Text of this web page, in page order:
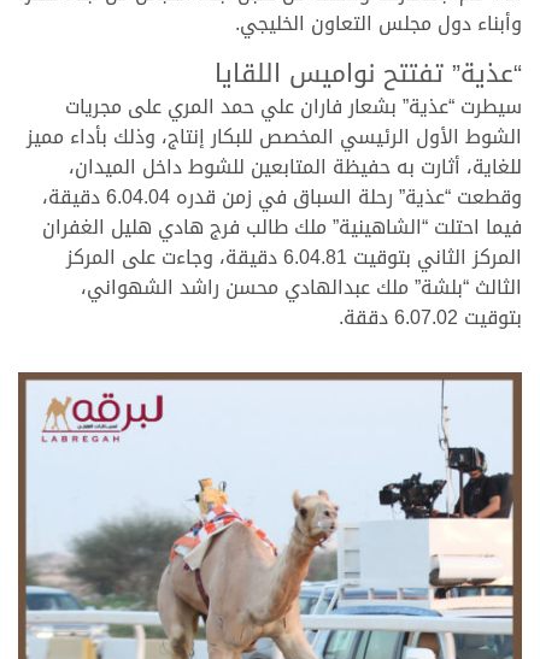
وأبناء دول مجلس التعاون الخليجي.
“عذية” تفتتح نواميس اللقايا
سيطرت “عذية” بشعار فاران علي حمد المري على مجريات
الشوط الأول الرئيسي المخصص للبكار إنتاج، وذلك بأداء مميز
للغاية، أثارت به حفيظة المتابعين للشوط داخل الميدان،
وقطعت “عذية” رحلة السباق في زمن قدره 6.04.04 دقيقة،
فيما احتلت “الشاهينية” ملك طالب فرج هادي هليل الغفران
المركز الثاني بتوقيت 6.04.81 دقيقة، وجاءت على المركز
الثالث “بلشة” ملك عبدالهادي محسن راشد الشهواني،
بتوقيت 6.07.02 دققة.